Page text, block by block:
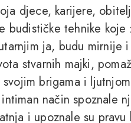
djece, karijere,
budističke tehnike koje
ja, budu mirnije
stvarnih majki,
brigama i
način spoznale
i upoznale su pravu